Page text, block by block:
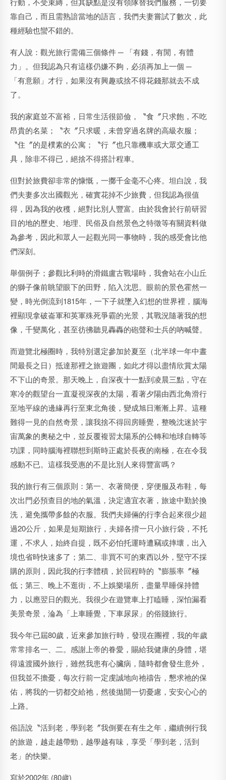
靠自己，而且需熟諳當地的語言，我們夫妻嘗試了數次，此
種經驗也蠻不錯的。
有人說：觀光旅行需備三個條件 ─ 「有錢，有閒，有體
力」。但我認為只有這樣仍嫌不夠，必須再加上一個 ─
「有意願」才行，如果沒有興趣或捨不得花錢那就去不成
了。
我的家庭並不富裕，日常生活很節儉，〝食〞只求飽，不吃
昂貴的名菜；〝衣〞只求暖，未曾穿過名牌的高級衣服；
〝住〞的是樸素的公寓；〝行〞也只靠機車或大眾交通工
具，除非不得已，絕捨不得搭計程車。
但對於旅費卻非常的慷慨，一擲千金毫不心疼。坦白說，我
們夫妻多次出國觀光，確實花掉不少旅費，但我認為很值
得，因為我的收穫，絕對比別人豐富。由於我會於行前研習
目的地的歷史、地理、民俗及自然景色之特徵等有關資料做
為參考，因此和眾人一起觀光同一事物時，我的感受會比他
們深刻。
舉個例子；參觀比利時的滑鐵盧古戰場時，我會站在小山丘
的獅子像前眺望眼下的田野，陷入沈思。眼前的景色霍然一
變，時光倒流到1815年，一下子就墜入幻想的世界裡，腦海
裡顯現拿破崙軍和英軍殊死爭霸的光景，其戰況隨著我的想
像，千變萬化，甚至彷彿聽見轟轟的砲聲和士兵的吶喊聲。
而遊覽北極圈時，我特別選定參加於夏至（北半球一年中晝
間最長之日）抵達那裡之旅遊團，如此才得以盡情欣賞太陽
不下山的奇景。那天晚上，自深夜十一點到凌晨三點，守在
寒冷的觀望台一直凝視深夜的太陽，看著夕陽由西北角滑行
至地平線的邊緣再行至東北角後，變成旭日漸漸上昇。這種
難得一見的自然奇景，讓我捨不得回房睡覺，整晚沈迷於宇
宙萬象的奧秘之中，並反覆複習太陽系的公轉和地球自轉等
功課，同時腦海裡聯想到斯時正處於長夜的南極，在在令我
感動不已。這樣我受惠的不是比別人來得豐富嗎？
我的旅行有三個原則：第一、衣著簡便，穿便服及布鞋，每
次出門必預查目的地的氣溫，決定適宜衣著，旅途中勤於換
洗，避免攜帶多餘的衣服。我們夫婦倆的行李合起來很少超
過20公斤，如果是短期旅行，夫婦各揹一只小旅行袋，不托
運，不求人，始終自提，既不必怕托運時遭竊或摔壞，出入
境也省時快速多了；第二、非買不可的東西以外，堅守不採
購的原則，因此我的行李體積，於回程時的〝膨脹率〞極
低；第三、晚上不逛街，不上娛樂場所，盡量早睡保持體
力，以應翌日的觀光。我很少在遊覽車上打瞌睡，深怕漏看
美景奇景，淪為「上車睡覺，下車尿尿」的俗賤旅行。
我今年已屆80歲，近來參加旅行時，發現在團裡，我的年歲
常常排名一、二。感謝上帝的眷愛，賜給我健康的身體，堪
得遠渡國外旅行，雖然我患有心臟病，隨時都會發生意外，
但我並不擔憂，每次行前一定虔誠地向祂禱告，懇求祂的保
佑，將我的一切都交給祂，然後拋開一切憂慮，安安心心的
上路。
俗語說〝活到老，學到老〞我倒要在有生之年，繼續例行我
的旅遊，越走越帶勁，越學越有味，享受「學到老，活到
老」的快樂。
寫於2002年 (80歲)